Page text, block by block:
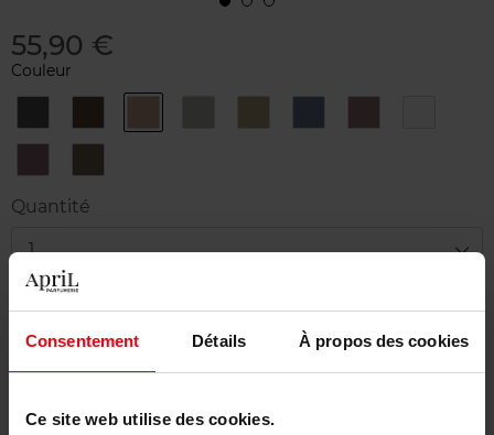
Consentement Détails À propos des cookies
Ce site web utilise des cookies.
55,90 €
Couleur
Black Ebony Brown Khaki Navy Plum
Purple Deep
Quantité
1
Livraison
En stock